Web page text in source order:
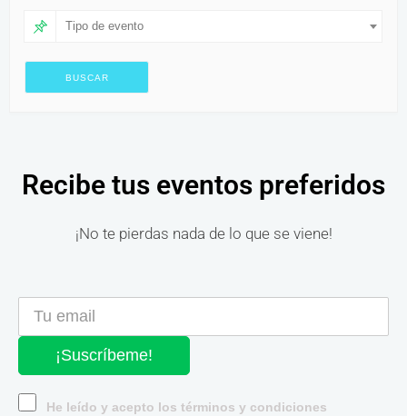
Tipo de evento
Recibe tus eventos preferidos
¡No te pierdas nada de lo que se viene!
¡Suscríbeme!
He leído y acepto los términos y condiciones